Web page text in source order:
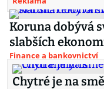
Koruna dobývá
slabších
Finance a bankovnictví
Chytré je na